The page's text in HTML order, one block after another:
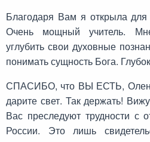
Благодаря Вам я открыла для
Очень мощный учитель.
углубить свои духовные
понимать сущность Бога.
СПАСИБО, что ВЫ ЕСТЬ,
дарите свет. Так держать!
Вас преследуют трудности с
России. Это лишь